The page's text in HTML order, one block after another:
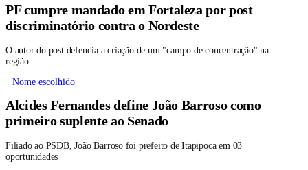
PF cumpre mandado em Fortaleza por post
discriminatório contra o Nordeste
O autor do post defendia a criação de um "campo de concentração" na
região
Nome escolhido
Alcides Fernandes define João Barroso como
primeiro suplente ao Senado
Filiado ao PSDB, João Barroso foi prefeito de Itapipoca em 03
oportunidades